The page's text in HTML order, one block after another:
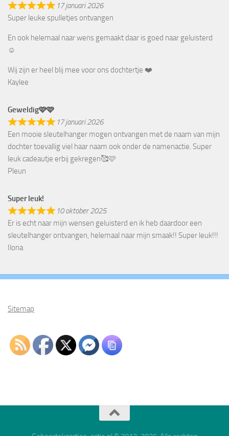
17 januari 2026
Super leuke spulletjes ontvangen
En ook helemaal naar wens gemaakt daar is goed naar geluisterd
☺️
Wij zijn er heel blij mee voor ons dochtertje ❤️
Kaylee
Geweldig🩷🩷
17 januari 2026
Een mooie sleutelhanger mogen ontvangen met de naam van mijn
dochter toevallig viel haar naam ook onder de namenactie. Super
leuk cadeautje erbij gekregen🥰🩷
Pleun
Super leuk!
10 oktober 2025
Er is echt naar mijn wensen geluisterd en ik heb daardoor een
sleutelhanger ontvangen, helemaal naar mijn smaak!! Super leuk!!!
Ilona
Sitemap